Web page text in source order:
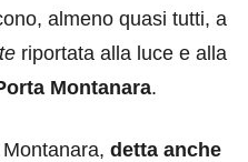
almeno quasi tutti, a
riportata alla luce e alla
Montanara.
detta anche